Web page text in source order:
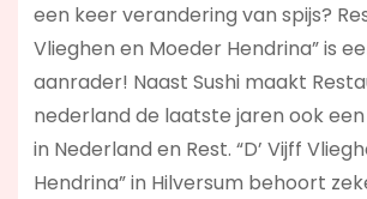
een keer verandering van spijs?
Vlieghen en Moeder Hendrina” is
aanrader! Naast Sushi maakt
nederland de laatste jaren ook
in Nederland en Rest. “D’ Vijff
Hendrina” in Hilversum behoort